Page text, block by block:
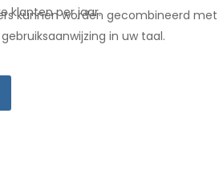
klanten per jaar.
kunnen worden gecombineerd met
gebruiksaanwijzing in uw taal.